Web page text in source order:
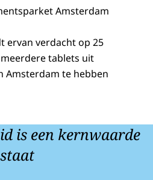
Amsterdam
ervan verdacht op 25
tablets uit
Amsterdam te hebben
is een kernwaarde